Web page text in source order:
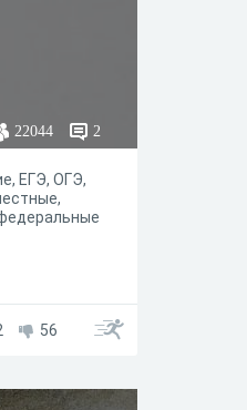
22044 2
ЕГЭ, ОГЭ,
56